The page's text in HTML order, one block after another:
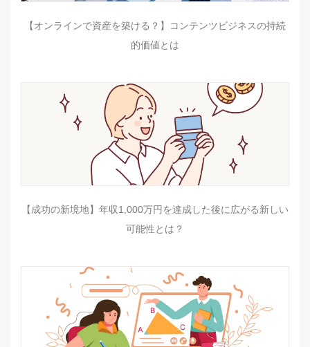
【オンラインで資産を築ける？】コンテンツビジネスの持続
的価値とは
【成功の新境地】年収1,000万円を達成した後に広がる新しい
可能性とは？